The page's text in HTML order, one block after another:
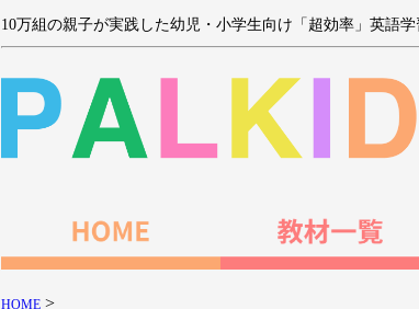
10万組の親子が実践した幼児・小学生向け「超効率」英語学
HOME >